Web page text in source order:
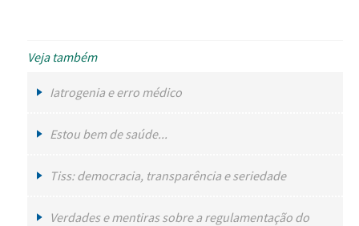
Veja também
Iatrogenia e erro médico
Estou bem de saúde...
Tiss: democracia, transparência e seriedade
Verdades e mentiras sobre a regulamentação do